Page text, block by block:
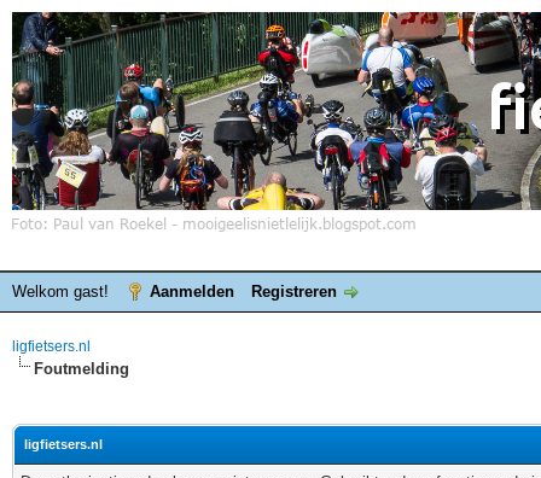
Welkom gast! Aanmelden Registreren
ligfietsers.nl
Foutmelding
ligfietsers.nl